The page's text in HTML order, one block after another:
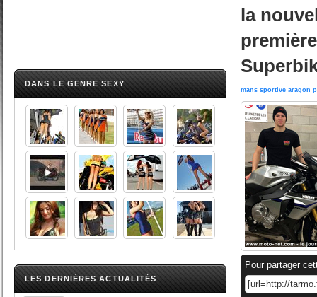
DANS LE GENRE SEXY
LES DERNIÈRES ACTUALITÉS
la
mans sportive aragon
Pour partager